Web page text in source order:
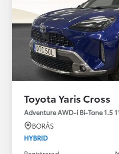
Toyota Yaris Cross
Adventure AWD-i Bi-Tone 1.5
BORÅS
HYBRID